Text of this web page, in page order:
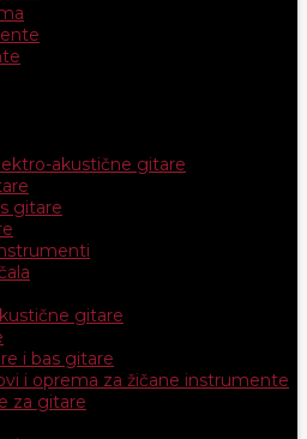
akustične gitare
gitare
gitare
i bas gitare
i oprema za žičane instrumente
za gitare